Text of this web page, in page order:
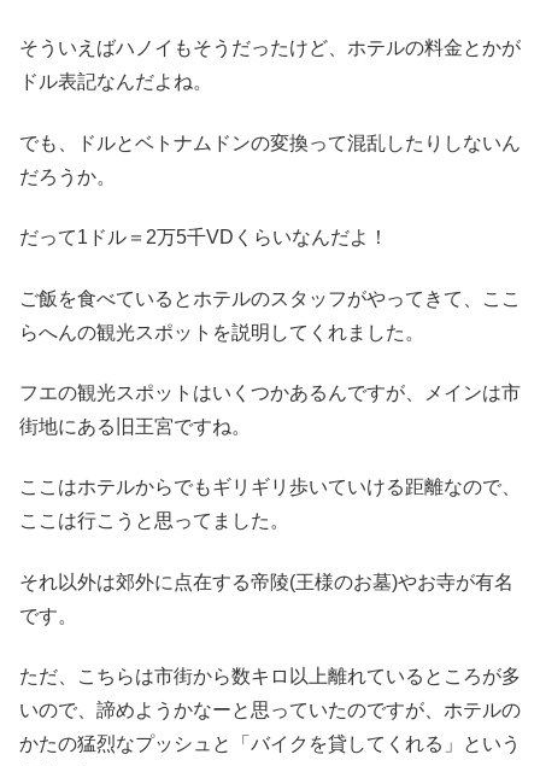
そういえばハノイもそうだったけど、ホテルの料金とかが
ドル表記なんだよね。
でも、ドルとベトナムドンの変換って混乱したりしないん
だろうか。
だって1ドル＝2万5千VDくらいなんだよ！
ご飯を食べているとホテルのスタッフがやってきて、ここ
らへんの観光スポットを説明してくれました。
フエの観光スポットはいくつかあるんですが、メインは市
街地にある旧王宮ですね。
ここはホテルからでもギリギリ歩いていける距離なので、
ここは行こうと思ってました。
それ以外は郊外に点在する帝陵(王様のお墓)やお寺が有名
です。
ただ、こちらは市街から数キロ以上離れているところが多
いので、諦めようかなーと思っていたのですが、ホテルの
かたの猛烈なプッシュと「バイクを貸してくれる」という